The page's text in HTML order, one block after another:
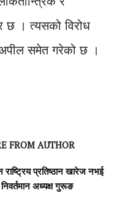
छ । त्यसको विरोध
समेत गरेको छ ।
FROM AUTHOR
राष्ट्रिय प्रतिष्ठान खारेज नभई
अध्यक्ष गुरूङ